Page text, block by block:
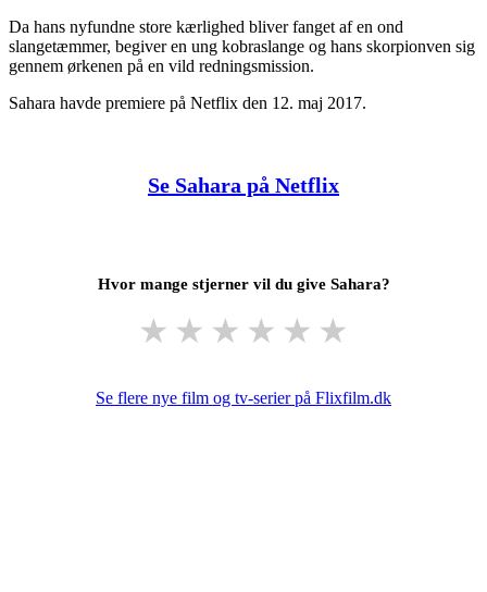
Da hans nyfundne store kærlighed bliver fanget af en ond
slangetæmmer, begiver en ung kobraslange og hans skorpionven sig
gennem ørkenen på en vild redningsmission.
Sahara havde premiere på Netflix den 12. maj 2017.
Se Sahara på Netflix
Hvor mange stjerner vil du give Sahara?
★ ★ ★ ★ ★ ★
Se flere nye film og tv-serier på Flixfilm.dk